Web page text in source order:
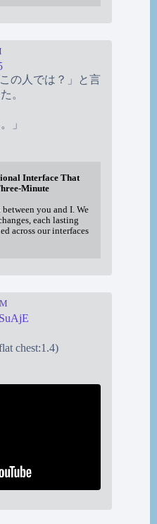
の人では？」と言
。
」
Interface That
Minute
you and I. We
each lasting
across our interfaces
chest:1.4)